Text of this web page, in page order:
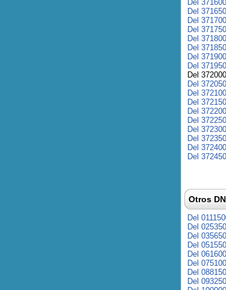
Del
Del
Del
Del
Del
Del
Del
Del
Del
Del
Del
Del
Del
Del
Del
Del
Del
Del
Otros
Del
Del
Del
Del
Del
Del
Del
Del